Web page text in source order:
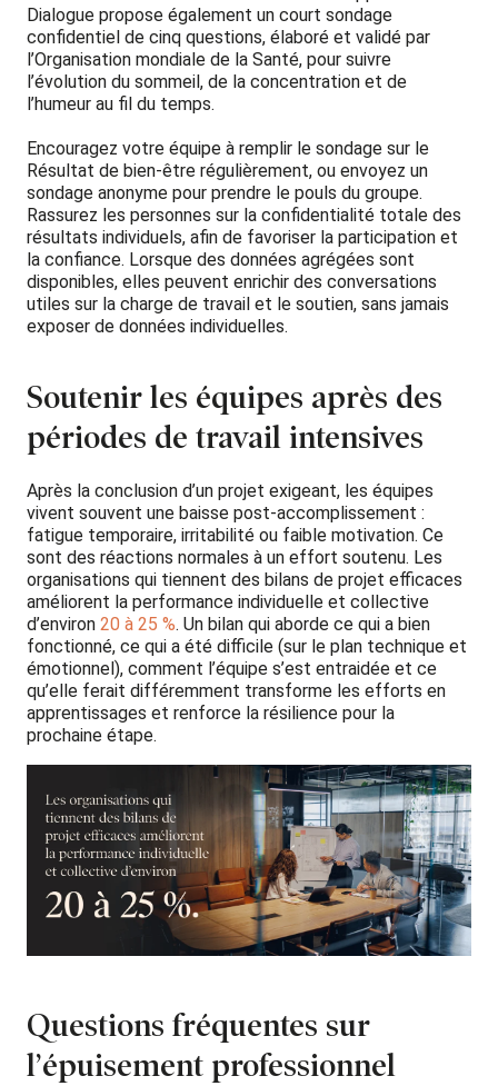
Dialogue propose également un court sondage
confidentiel de cinq questions, élaboré et validé par
l’Organisation mondiale de la Santé, pour suivre
l’évolution du sommeil, de la concentration et de
l’humeur au fil du temps.
Encouragez votre équipe à remplir le sondage sur le
Résultat de bien-être régulièrement, ou envoyez un
sondage anonyme pour prendre le pouls du groupe.
Rassurez les personnes sur la confidentialité totale des
résultats individuels, afin de favoriser la participation et
la confiance. Lorsque des données agrégées sont
disponibles, elles peuvent enrichir des conversations
utiles sur la charge de travail et le soutien, sans jamais
exposer de données individuelles.
Soutenir les équipes après des
périodes de travail intensives
Après la conclusion d’un projet exigeant, les équipes
vivent souvent une baisse post-accomplissement :
fatigue temporaire, irritabilité ou faible motivation. Ce
sont des réactions normales à un effort soutenu. Les
organisations qui tiennent des bilans de projet efficaces
améliorent la performance individuelle et collective
d’environ 20 à 25 %. Un bilan qui aborde ce qui a bien
fonctionné, ce qui a été difficile (sur le plan technique et
émotionnel), comment l’équipe s’est entraidée et ce
qu’elle ferait différemment transforme les efforts en
apprentissages et renforce la résilience pour la
prochaine étape.
Questions fréquentes sur
l’épuisement professionnel